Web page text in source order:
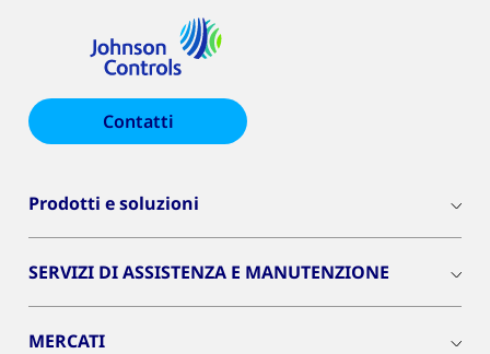
Contatti
Prodotti e soluzioni
SERVIZI DI ASSISTENZA E MANUTENZIONE
MERCATI